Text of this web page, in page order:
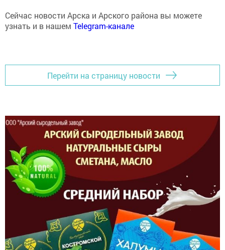
Сейчас новости Арска и Арского района вы можете
узнать и в нашем Telegram-канале
Перейти на страницу новости